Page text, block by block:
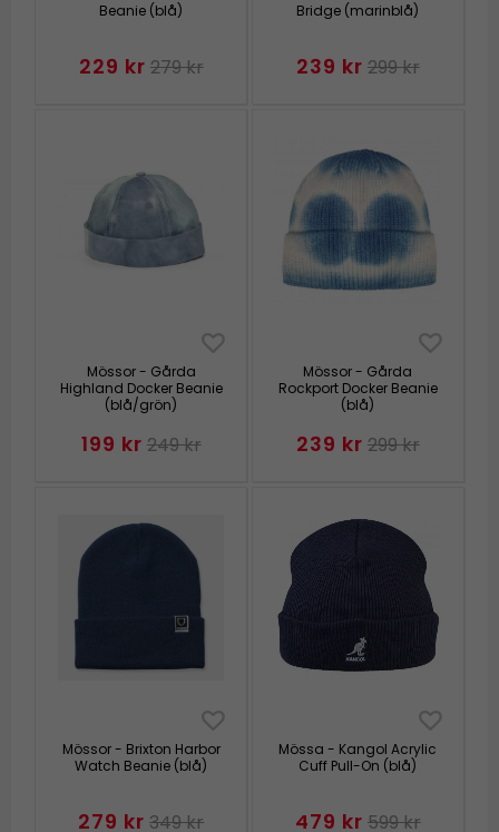
Beanie (blå)
229 kr 279 kr
Bridge (marinblå)
239 kr 299 kr
Mössor - Gårda
Highland Docker Beanie
(blå/grön)
199 kr 249 kr
Mössor - Gårda
Rockport Docker Beanie
(blå)
239 kr 299 kr
Mössor - Brixton Harbor
Watch Beanie (blå)
279 kr 349 kr
Mössa - Kangol Acrylic
Cuff Pull-On (blå)
479 kr 599 kr